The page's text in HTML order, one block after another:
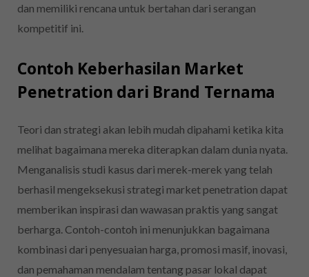
dan memiliki rencana untuk bertahan dari serangan
kompetitif ini.
Contoh Keberhasilan Market
Penetration dari Brand Ternama
Teori dan strategi akan lebih mudah dipahami ketika kita
melihat bagaimana mereka diterapkan dalam dunia nyata.
Menganalisis studi kasus dari merek-merek yang telah
berhasil mengeksekusi strategi market penetration dapat
memberikan inspirasi dan wawasan praktis yang sangat
berharga. Contoh-contoh ini menunjukkan bagaimana
kombinasi dari penyesuaian harga, promosi masif, inovasi,
dan pemahaman mendalam tentang pasar lokal dapat